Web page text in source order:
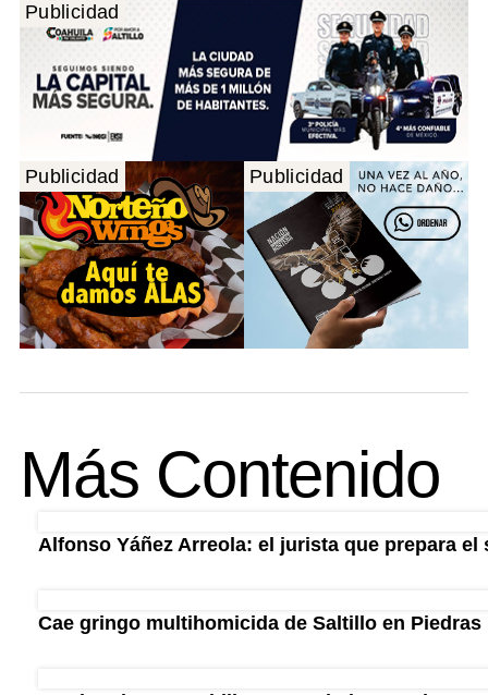
Publicidad
Publicidad Publicidad
Más Contenido
Alfonso Yáñez Arreola: el jurista que prepara
Cae gringo multihomicida de Saltillo en Piedras